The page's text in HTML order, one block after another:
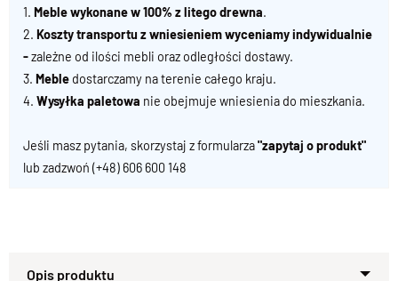
1. Meble wykonane w 100% z litego drewna.
2. Koszty transportu z wniesieniem wyceniamy indywidualnie
-zależne od ilości mebli oraz odległości dostawy.
3. Meble dostarczamy na terenie całego kraju.
4. Wysyłka paletowa nie obejmuje wniesienia do mieszkania.
Jeśli masz pytania, skorzystaj z formularza"zapytaj o produkt"
lub zadzwoń (+48) 606 600 148